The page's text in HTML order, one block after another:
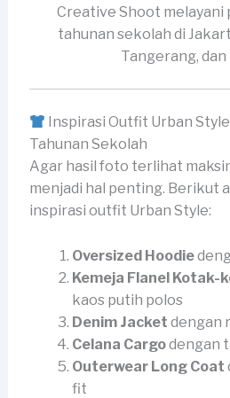
Creative Shoot melayani
tahunan sekolah di
Tangerang, dan
Inspirasi Outfit Urban
Tahunan Sekolah
Agar hasil foto terlihat
menjadi hal penting. Berikut
inspirasi outfit Urban Style:
Oversized Hoodie
Kemeja Flanel Kotak-
kaos putih polos
Denim Jacket dengan
Celana Cargodengan
Outerwear Long Coat
fit